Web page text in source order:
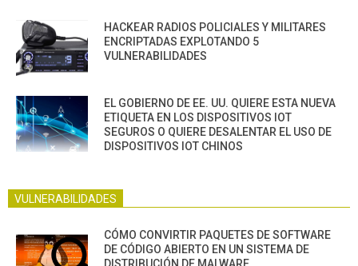
HACKEAR RADIOS POLICIALES Y MILITARES
ENCRIPTADAS EXPLOTANDO 5
VULNERABILIDADES
EL GOBIERNO DE EE. UU. QUIERE ESTA NUEVA
ETIQUETA EN LOS DISPOSITIVOS IOT
SEGUROS O QUIERE DESALENTAR EL USO DE
DISPOSITIVOS IOT CHINOS
VULNERABILIDADES
CÓMO CONVIRTIR PAQUETES DE SOFTWARE
DE CÓDIGO ABIERTO EN UN SISTEMA DE
DISTRIBUCIÓN DE MALWARE